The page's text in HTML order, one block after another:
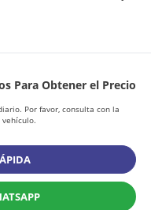
Para Obtener el Precio
Por favor, consulta con la